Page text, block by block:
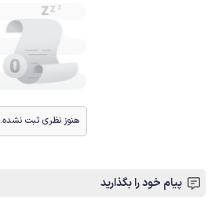
هنوز نظری ثبت نشده.
پیام خود را بگذارید